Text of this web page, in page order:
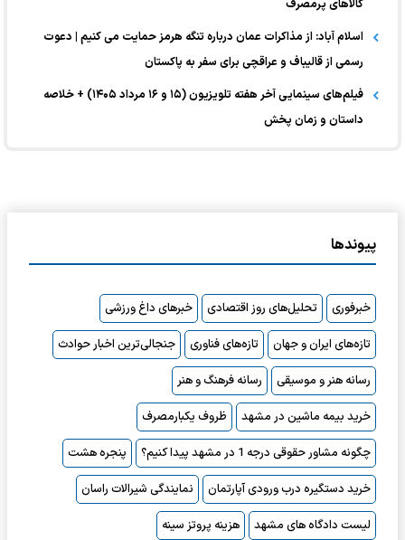
کالا‌های پرمصرف
اسلام آباد: از مذاکرات عمان درباره تنگه هرمز حمایت می کنیم | دعوت
رسمی از قالیباف و عراقچی برای سفر به پاکستان
فیلم‌های سینمایی آخر هفته تلویزیون (۱۵ و ۱۶ مرداد ۱۴۰۵) + خلاصه
داستان و زمان پخش
پیوندها
خبرفوری تحلیل‌های روز اقتصادی
خبرهای داغ ورزشی
تازه‌های ایران و جهان
تازه‌های فناوری
جنجالی‌ترین اخبار حوادث
رسانه هنر و موسیقی
رسانه فرهنگ و هنر
خرید بیمه ماشین در مشهد
ظروف یکبارمصرف
چگونه مشاور حقوقی درجه 1 در مشهد پیدا کنیم؟
پنجره هشت
خرید دستگیره درب ورودی آپارتمان
نمایندگی شیرالات راسان
لیست دادگاه های مشهد
هزینه پروتز سینه